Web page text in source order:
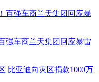
强车商兰天集团回应暴雷